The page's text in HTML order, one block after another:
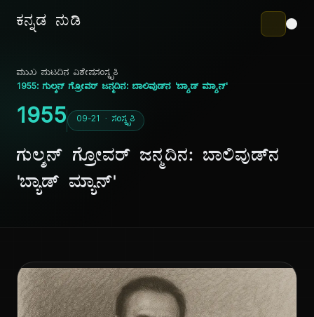
ಕನ್ನಡ ನುಡಿ
ಮುಖ ಪುಟದಿನ ವಿಶೇಷಸಂಸ್ಕೃತಿ
1955: ಗುಲ್ಶನ್ ಗ್ರೋವರ್ ಜನ್ಮದಿನ: ಬಾಲಿವುಡ್‌ನ 'ಬ್ಯಾಡ್ ಮ್ಯಾನ್'
1955 09-21 · ಸಂಸ್ಕೃತಿ
ಗುಲ್ಶನ್ ಗ್ರೋವರ್ ಜನ್ಮದಿನ: ಬಾಲಿವುಡ್‌ನ
'ಬ್ಯಾಡ್ ಮ್ಯಾನ್'